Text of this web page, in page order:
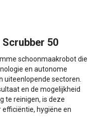
50
schoonmaakrobot die
en autonome
uiteenlopende sectoren.
en de mogelijkheid
te reinigen, is deze
hygiëne en